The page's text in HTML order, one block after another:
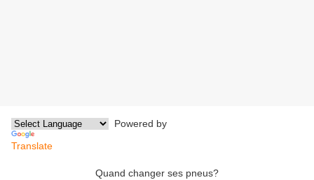
Powered by
Translate
Quand changer ses pneus?